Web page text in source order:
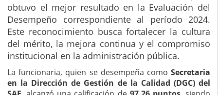
obtuvo el mejor resultado en la Evaluación del
Desempeño correspondiente al período 2024.
Este reconocimiento busca fortalecer la cultura
del mérito, la mejora continua y el compromiso
institucional en la administración pública.
La funcionaria, quien se desempeña como Secretaria
en la Dirección de Gestión de la Calidad (DGC) del